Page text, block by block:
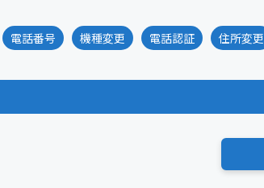
電話番号 機種変更 電話認証 住所変更